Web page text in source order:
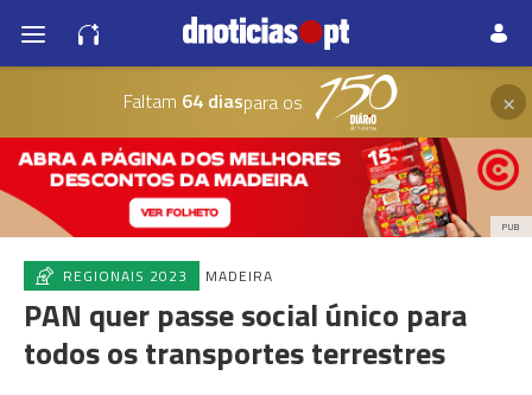
Faltam 64 diaspara os ×
PUB
REGIONAIS 2023 MADEIRA
PAN quer passe social único para
todos os transportes terrestres